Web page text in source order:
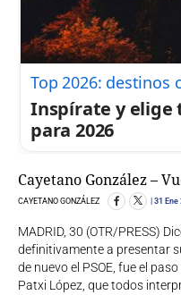
Top 2026: destinos
Inspírate y elige
para 2026
Cayetano González –
CAYETANO GONZÁLEZ 31 Ene
MADRID, 30 (OTR/PRESS)
definitivamente a presentar
de nuevo el PSOE, fue el
Patxi López, que todos